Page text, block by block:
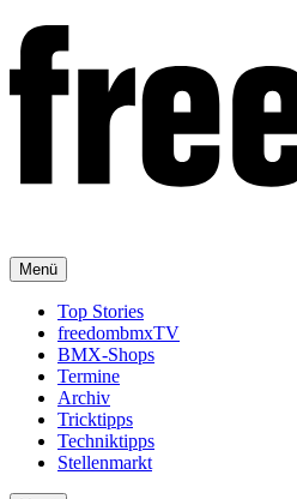
Menü
Top Stories
freedombmxTV
BMX-Shops
Termine
Archiv
Tricktipps
Techniktipps
Stellenmarkt